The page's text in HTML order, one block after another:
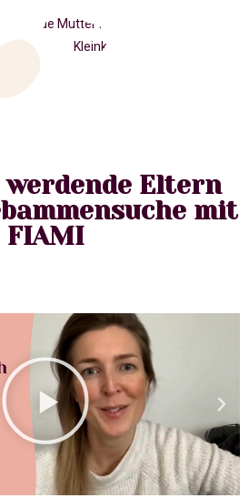
werdende Eltern
mit
FIAMI